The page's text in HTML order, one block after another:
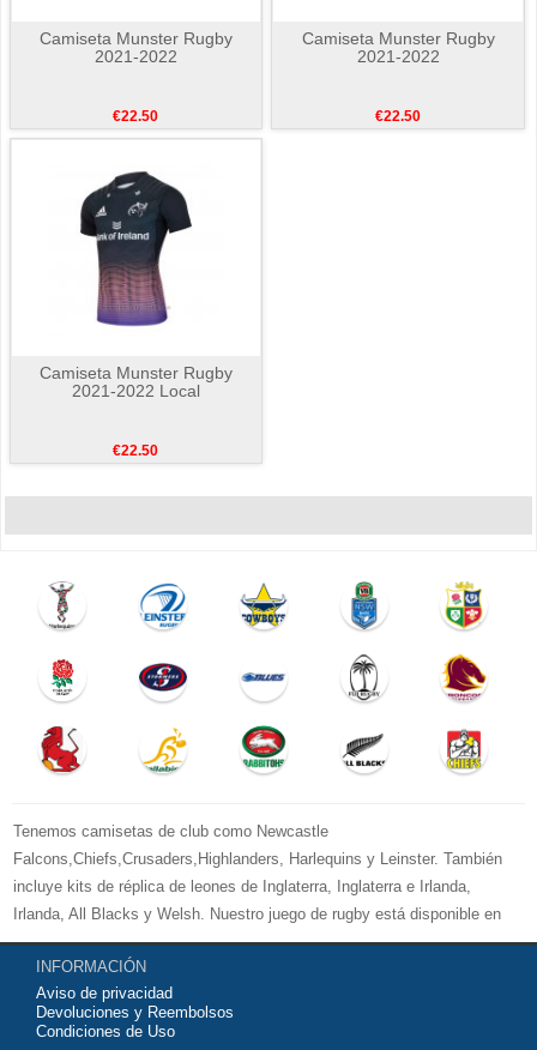
Camiseta Munster Rugby
2021-2022
€22.50
Camiseta Munster Rugby
2021-2022
€22.50
Camiseta Munster Rugby
2021-2022 Local
€22.50
Tenemos camisetas de club como Newcastle
Falcons,Chiefs,Crusaders,Highlanders, Harlequins y Leinster. También
incluye kits de réplica de leones de Inglaterra, Inglaterra e Irlanda,
Irlanda, All Blacks y Welsh. Nuestro juego de rugby está disponible en
versiones para mujeres, hombres y niños. Bienvenido a comprar su
camiseta de rugby 2026 baratas
equipo de club favorito o equipo nacional.
INFORMACIÓN
Aviso de privacidad
Devoluciones y Reembolsos
Condiciones de Uso